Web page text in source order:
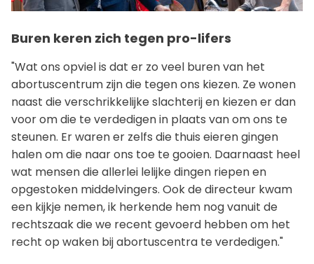
Buren keren zich tegen pro-lifers
"Wat ons opviel is dat er zo veel buren van het
abortuscentrum zijn die tegen ons kiezen. Ze wonen
naast die verschrikkelijke slachterij en kiezen er dan
voor om die te verdedigen in plaats van om ons te
steunen. Er waren er zelfs die thuis eieren gingen
halen om die naar ons toe te gooien. Daarnaast heel
wat mensen die allerlei lelijke dingen riepen en
opgestoken middelvingers. Ook de directeur kwam
een kijkje nemen, ik herkende hem nog vanuit de
rechtszaak die we recent gevoerd hebben om het
recht op waken bij abortuscentra te verdedigen."